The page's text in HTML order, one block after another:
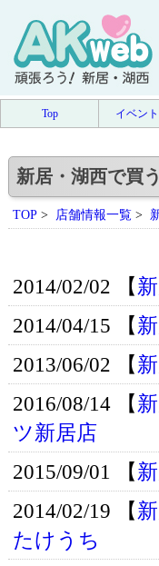
Top イベン
新居・湖西で買
TOP > 店舗情報一覧 >
2014/02/02 【
2014/04/15 【
2013/06/02 【
2016/08/14 【
ツ新居店
2015/09/01 【
2014/02/19 【
たけうち